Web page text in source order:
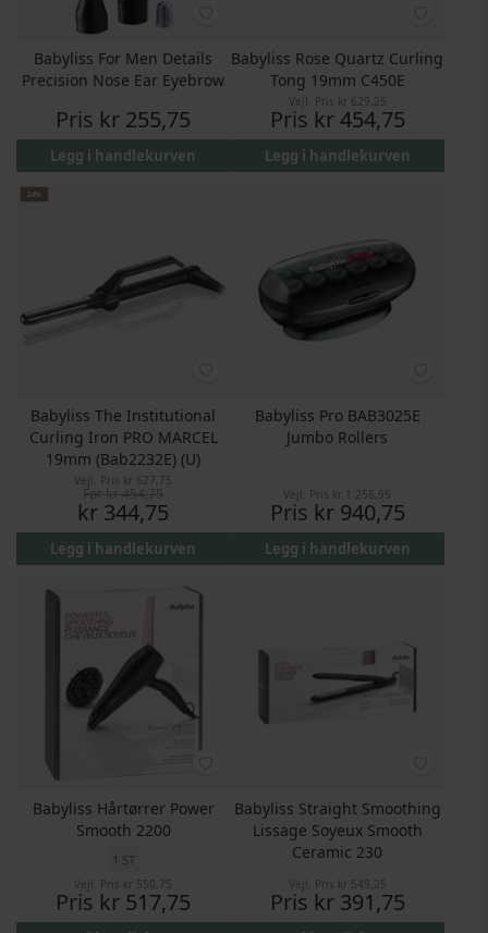
Babyliss For Men Details
Precision Nose Ear Eyebrow
Pris kr 255,75
Legg i handlekurven
Babyliss Rose Quartz Curling
Tong 19mm C450E
Vejl. Pris kr 629,25
Pris kr 454,75
Legg i handlekurven
24%
Babyliss The Institutional
Curling Iron PRO MARCEL
19mm (Bab2232E) (U)
Vejl. Pris kr 627,75
Før
Pris
kr 344,75
Legg i handlekurven
Babyliss Pro BAB3025E
Jumbo Rollers
Vejl. Pris kr 1 256,95
Pris kr 940,75
Legg i handlekurven
Babyliss Hårtørrer Power
Smooth 2200
1 ST
Vejl. Pris kr 550,75
Pris kr 517,75
Babyliss Straight Smoothing
Lissage Soyeux Smooth
Ceramic 230
Vejl. Pris kr 549,25
Pris kr 391,75